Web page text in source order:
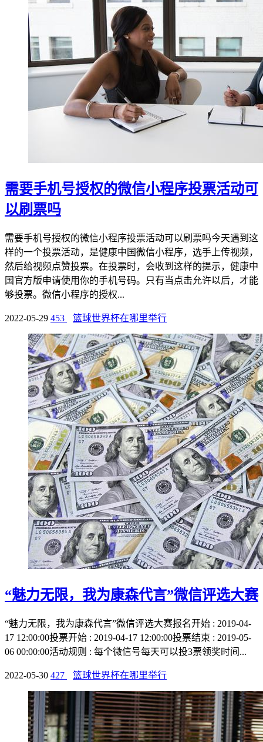
需要手机号授权的微信小程序投票活动可
以刷票吗
需要手机号授权的微信小程序投票活动可以刷票吗今天遇到这
样的一个投票活动，是健康中国微信小程序，选手上传视频，
然后给视频点赞投票。在投票时，会收到这样的提示，健康中
国官方版申请使用你的手机号码。只有当点击允许以后，才能
够投票。微信小程序的授权...
2022-05-29 453 篮球世界杯在哪里举行
“魅力无限，我为康森代言”微信评选大赛
“魅力无限，我为康森代言”微信评选大赛报名开始 : 2019-04-
17 12:00:00投票开始 : 2019-04-17 12:00:00投票结束 : 2019-05-
06 00:00:00活动规则 : 每个微信号每天可以投3票领奖时间...
2022-05-30 427 篮球世界杯在哪里举行